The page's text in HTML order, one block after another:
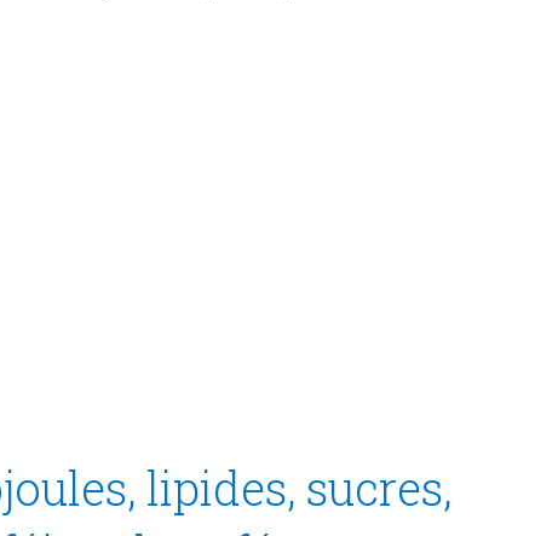
lipides, sucres,